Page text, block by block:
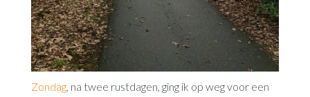
Zondag, na twee rustdagen, ging ik op weg voor een